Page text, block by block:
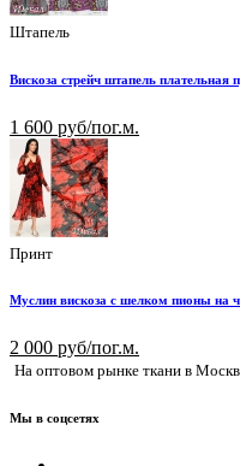
Штапель
Вискоза стрейч штапель плательная
1 600 руб/пог.м.
Принт
Муслин вискоза с шелком пионы на
2 000 руб/пог.м.
На оптовом рынке ткани в
Мы в соцсетях